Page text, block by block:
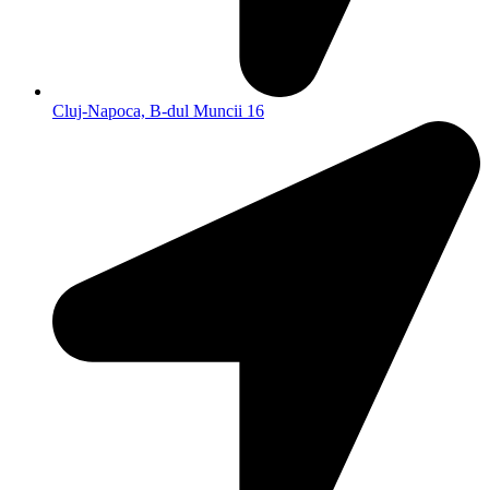
Cluj-Napoca, B-dul Muncii 16